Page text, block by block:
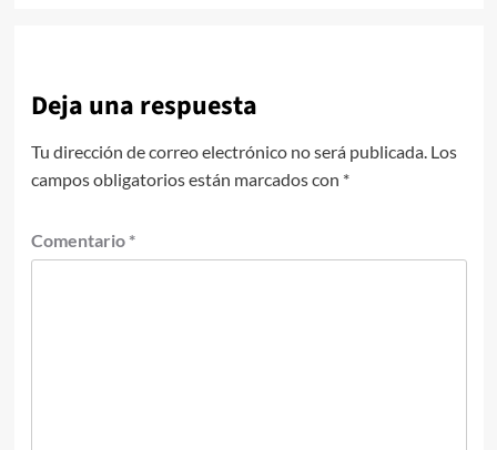
Deja una respuesta
Tu dirección de correo electrónico no será publicada. Los
campos obligatorios están marcados con *
Comentario *